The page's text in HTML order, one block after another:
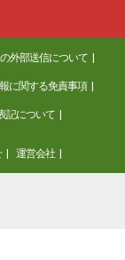
外部送信について
に関する免責事項
記について
運営会社